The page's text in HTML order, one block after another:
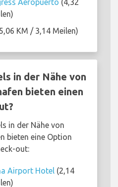
Aeropuerto (4,32
KM / 3,14 Meilen)
in der Nähe von
bieten einen
in der Nähe von
bieten eine Option
out:
Airport Hotel (2,14